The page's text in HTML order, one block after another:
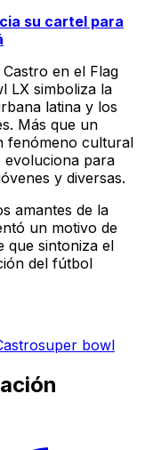
su cartel para
en el Flag
LX simboliza la
latina y los
Más que un
fenómeno cultural
evoluciona para
y diversas.
amantes de la
un motivo de
que sintoniza el
del fútbol
super bowl